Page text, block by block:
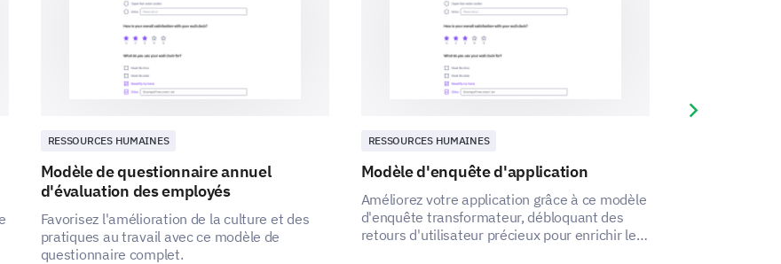
RESSOURCES HUMAINES
Modèle de questionnaire annuel
d'évaluation des employés
Favorisez l'amélioration de la culture et des
pratiques au travail avec ce modèle de
questionnaire complet.
RESSOURCES HUMAINES
Modèle d'enquête d'application
Améliorez votre application grâce à ce modèle
d'enquête transformateur, débloquant des
retours d'utilisateur précieux pour enrichir leur
Next slide